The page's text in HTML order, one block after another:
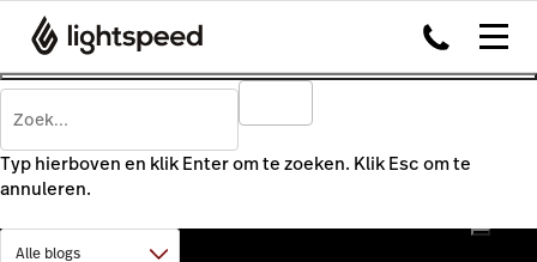
Typ hierboven en klik Enter om te zoeken. Klik Esc om te
annuleren.